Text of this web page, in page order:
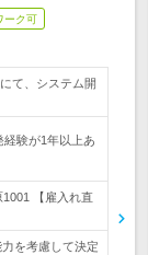
ーク可
て、システム開
験が1年以上あ
【雇入れ直
を考慮して決定